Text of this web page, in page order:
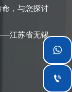
，与您探讨
江苏省无锡
。我们可根据
高效性及合
配送仓库和

